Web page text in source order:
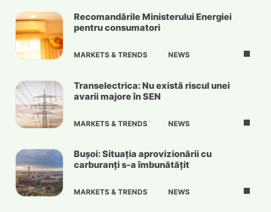
Recomandările Ministerului Energiei
pentru consumatori
MARKETS & TRENDS NEWS
Transelectrica: Nu există riscul unei
avarii majore în SEN
MARKETS & TRENDS NEWS
Bușoi: Situația aprovizionării cu
carburanți s-a îmbunătățit
MARKETS & TRENDS NEWS